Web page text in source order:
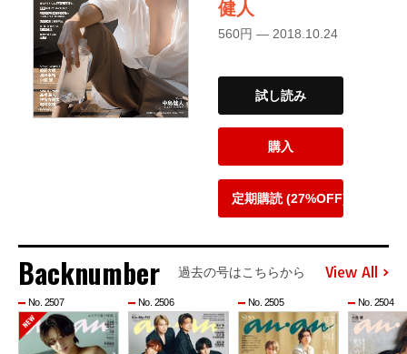
健人
560円 — 2018.10.24
試し読み
購入
定期購読 (27%OFF)
Backnumber 過去の号はこちらから View All
No. 2507 No. 2506 No. 2505 No. 2504